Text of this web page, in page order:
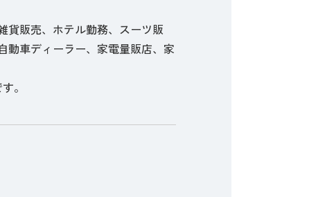
貨販売、ホテル勤務、スーツ販
動車ディーラー、家電量販店、家
。